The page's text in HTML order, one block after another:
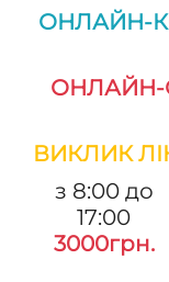
ОНЛАЙН-
ОНЛАЙН-
ВИКЛИК
з 8:00 до
17:00
3000грн.